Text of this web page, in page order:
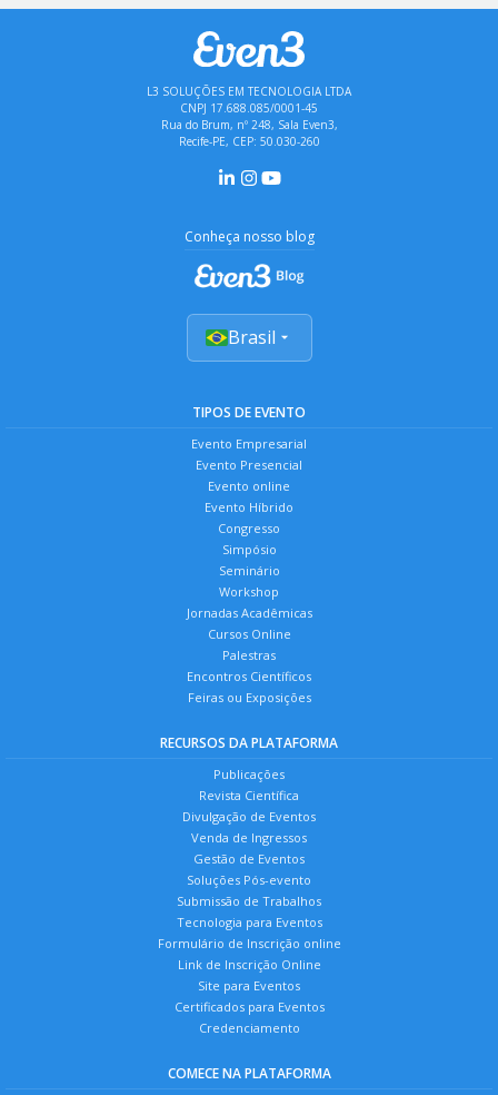
L3 SOLUÇÕES EM TECNOLOGIA LTDA
CNPJ 17.688.085/0001-45
Rua do Brum, nº 248, Sala Even3,
Recife-PE, CEP: 50.030-260
Conheça nosso blog
Brasil
TIPOS DE EVENTO
Evento Empresarial
Evento Presencial
Evento online
Evento Híbrido
Congresso
Simpósio
Seminário
Workshop
Jornadas Acadêmicas
Cursos Online
Palestras
Encontros Científicos
Feiras ou Exposições
RECURSOS DA PLATAFORMA
Publicações
Revista Científica
Divulgação de Eventos
Venda de Ingressos
Gestão de Eventos
Soluções Pós-evento
Submissão de Trabalhos
Tecnologia para Eventos
Formulário de Inscrição online
Link de Inscrição Online
Site para Eventos
Certificados para Eventos
Credenciamento
COMECE NA PLATAFORMA